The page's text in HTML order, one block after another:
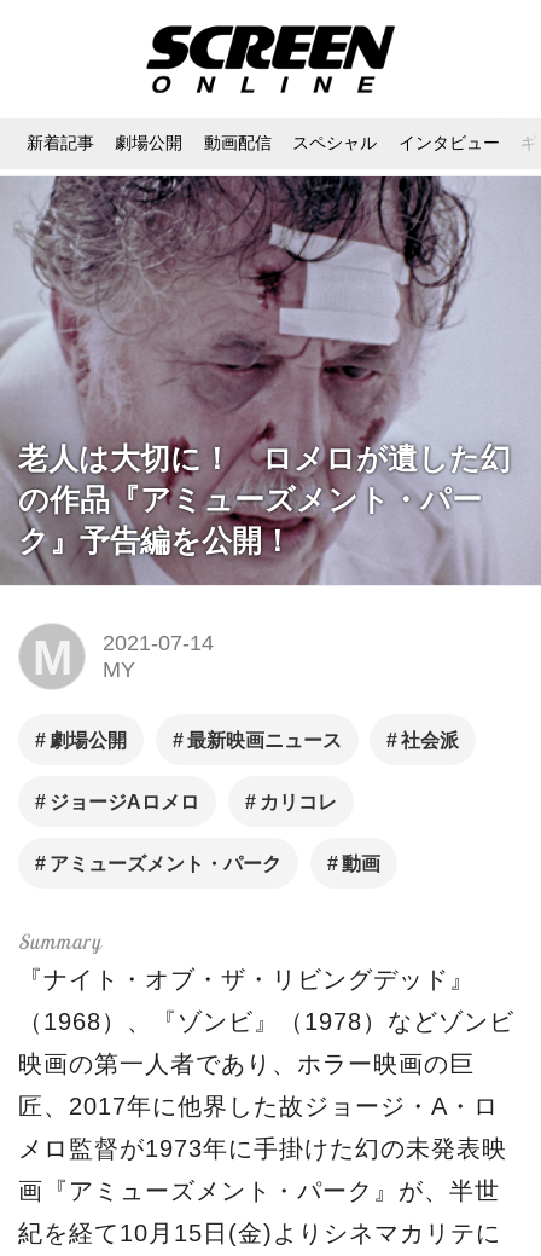
新着記事 劇場公開 動画配信 スペシャル インタビュー
老人は大切に！ ロメロが遺した幻
の作品『アミューズメント・パー
ク』予告編を公開！
M
2021-07-14
MY
劇場公開 最新映画ニュース 社会派
ジョージAロメロ カリコレ
アミューズメント・パーク 動画
『ナイト・オブ・ザ・リビングデッド』
（1968）、『ゾンビ』（1978）などゾンビ
映画の第一人者であり、ホラー映画の巨
匠、2017年に他界した故ジョージ・A・ロ
メロ監督が1973年に手掛けた幻の未発表映
画『アミューズメント・パーク』が、半世
紀を経て10月15日(金)よりシネマカリテに